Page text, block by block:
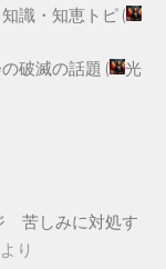
識・知恵トピ (
破滅の話題 (
光
苦しみに対処す
より